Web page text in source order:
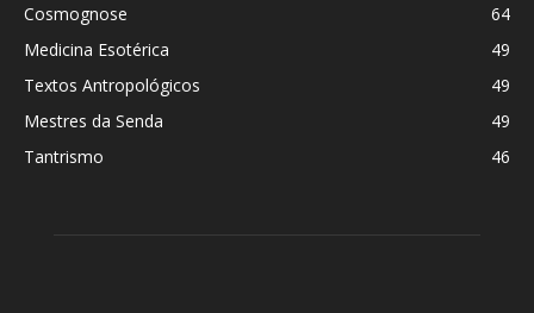
Cosmognose
64
Medicina Esotérica
49
Textos Antropológicos
49
Mestres da Senda
49
Tantrismo
46